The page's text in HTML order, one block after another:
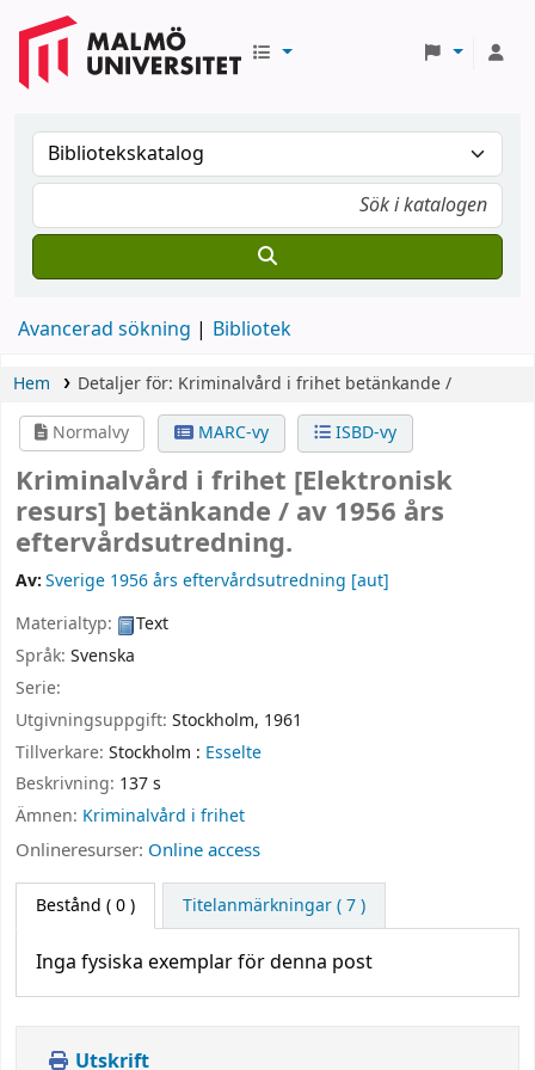
Avancerad sökning Bibliotek
Hem Detaljer för: Kriminalvård i frihet betänkande /
Normalvy
MARC-vy ISBD-vy
Kriminalvård i frihet [Elektronisk
resurs] betänkande / av 1956 års
eftervårdsutredning.
Av:Sverige 1956 års eftervårdsutredning [aut]
Materialtyp:
Text
Språk: Svenska
Serie:
Utgivningsuppgift: Stockholm, 1961
Tillverkare: Stockholm : Esselte
Beskrivning: 137 s
Ämnen: Kriminalvård i frihet
Onlineresurser: Online access
Bestånd ( 0 ) Titelanmärkningar ( 7 )
Inga fysiska exemplar för denna post
Utskrift